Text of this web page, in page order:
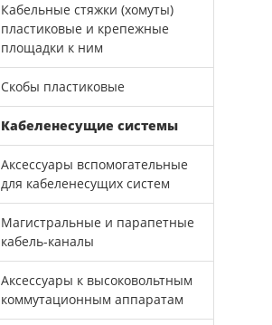
Кабельные стяжки (хомуты)
пластиковые и крепежные
площадки к ним
Скобы пластиковые
Кабеленесущие системы
Аксессуары вспомогательные
для кабеленесущих систем
Магистральные и парапетные
кабель-каналы
Аксессуары к высоковольтным
коммутационным аппаратам